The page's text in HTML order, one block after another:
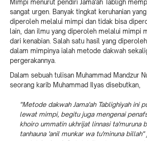
Mimpi menurut pendiri Jama'ah Tabligh
sangat urgen. Banyak tingkat keruhanian
diperoleh melalui mimpi dan tidak bisa
lain, dan ilmu yang diperoleh melalui mimpi
dari kenabian. Salah satu hasil yang
dalam mimpinya ialah metode dakwah
pergerakannya.
Dalam sebuah tulisan Muhammad Mandzur
seorang karib Muhammad Ilyas disebutkan,
"Metode dakwah Jama'ah Tablighiyah ini
lewat mimpi, begitu juga mengenai
khoiro ummatin ukhrijat linnasi ta'muruna
tanhauna 'anil munkar wa tu'minuna